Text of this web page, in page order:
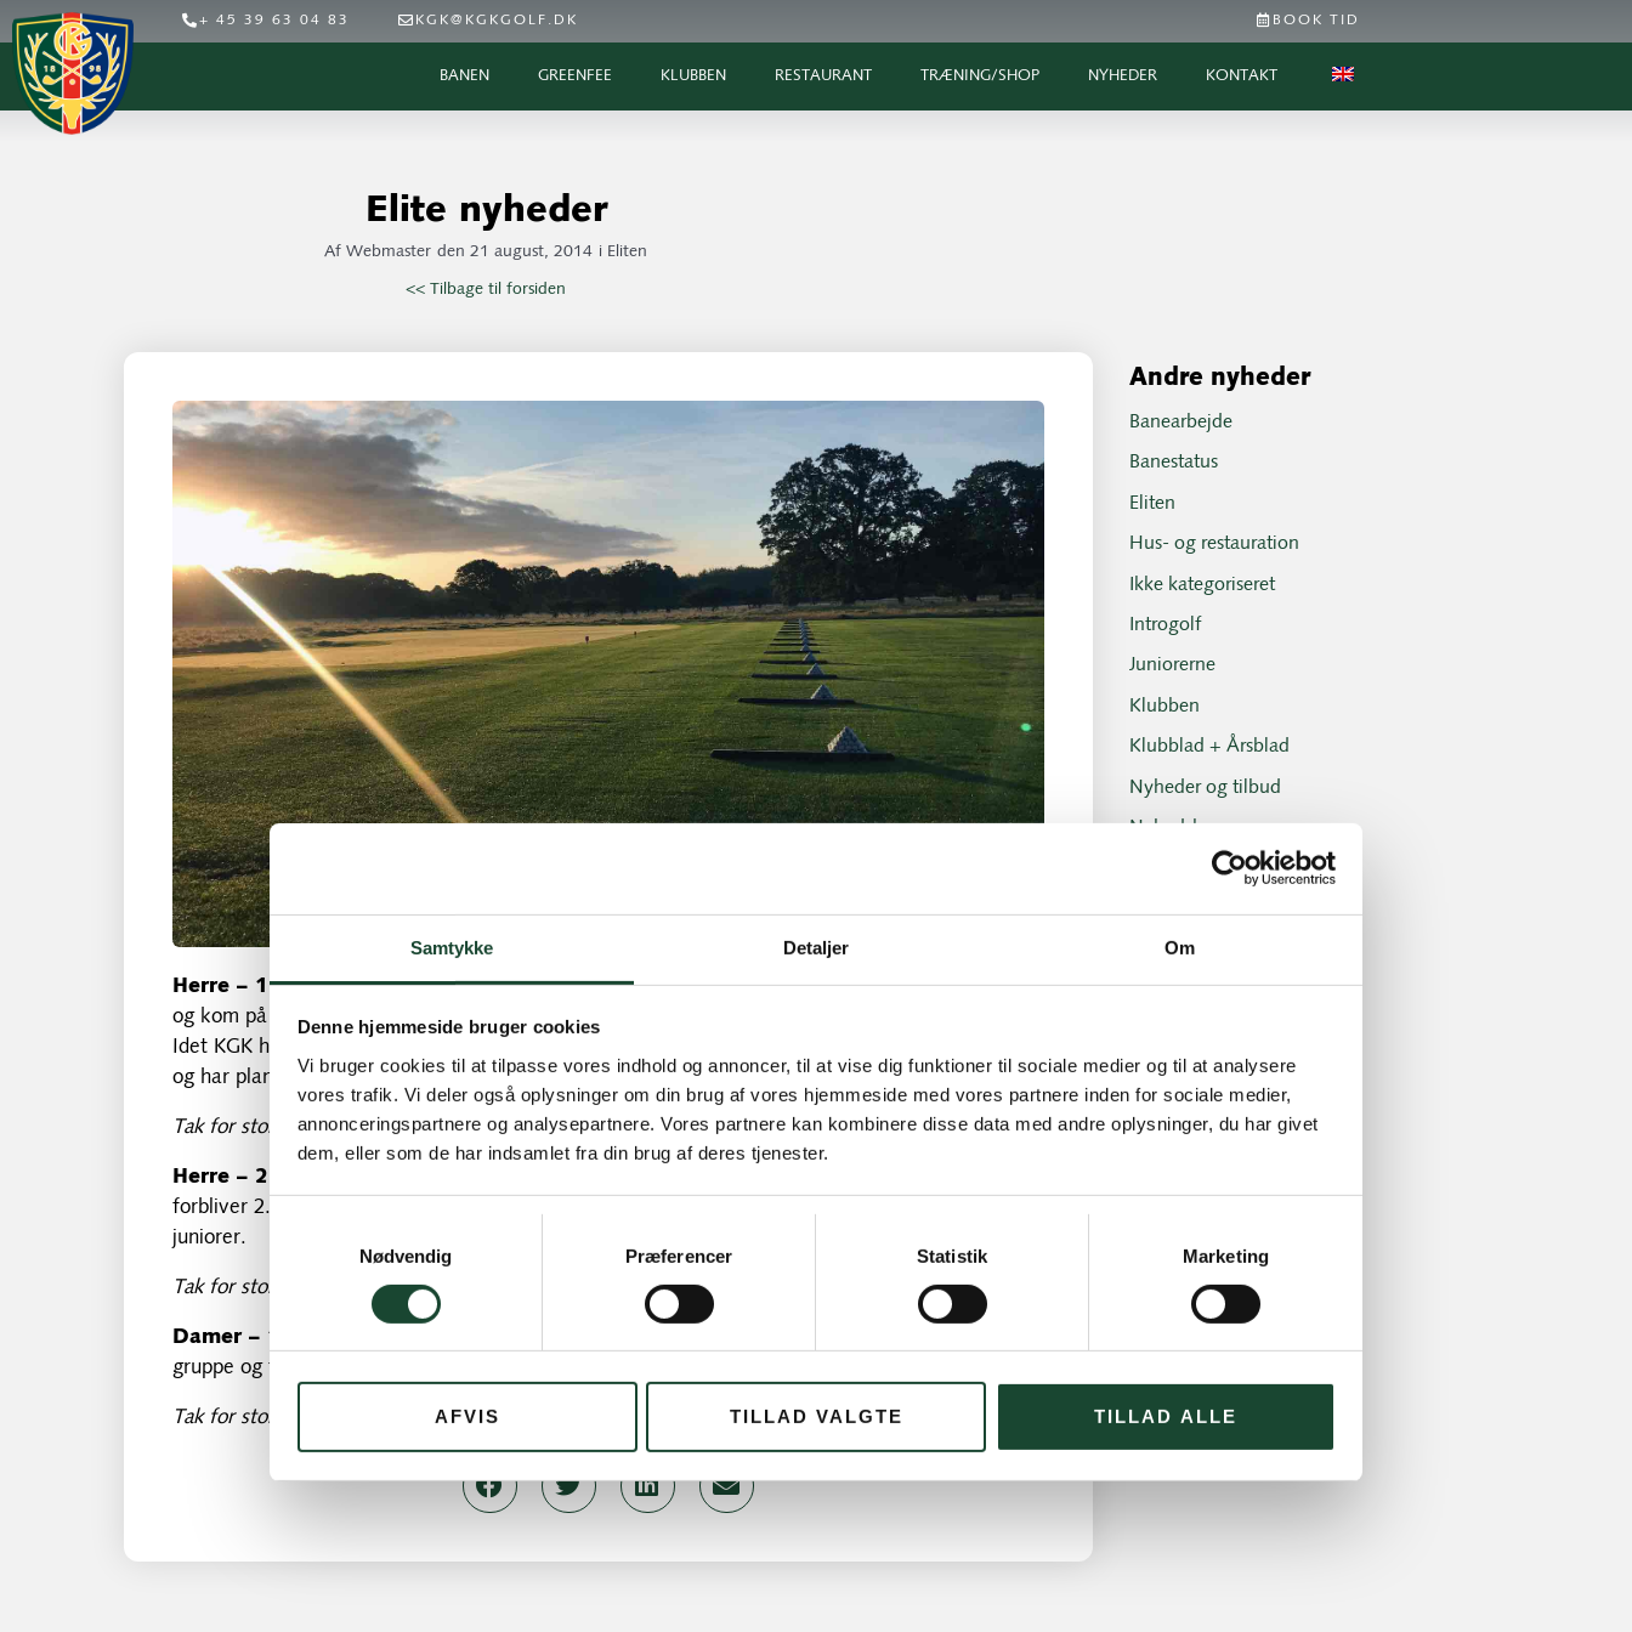
Samtykke Detaljer Om
Denne hjemmeside bruger cookies
Vi bruger cookies til at tilpasse vores indhold og annoncer, til at vise dig funktioner til sociale medier og til at analysere
vores trafik. Vi deler også oplysninger om din brug af vores hjemmeside med vores partnere inden for sociale medier,
annonceringspartnere og analysepartnere. Vores partnere kan kombinere disse data med andre oplysninger, du har givet
dem, eller som de har indsamlet fra din brug af deres tjenester.
Nødvendig
Præferencer Statistik Marketing
AFVIS TILLAD VALGTE TILLAD ALLE
+ 45 39 63 04 83 KGK@KGKGOLF.DK BOOK TID
BANEN GREENFEE KLUBBEN RESTAURANT TRÆNING/SHOP NYHEDER KONTAKT
Elite nyheder
Af Webmaster den 21 august, 2014 i Eliten
<< Tilbage til forsiden
Herre – 1.holdetvar i denne sæson i en meget svær gruppe. Holdet tabte de sidste to matcher
og kom på en sidste plads i gruppen. Det betyder at 1.holdet rykker ned i 2.division til næste år.
Idet KGK har et af Danmarks yngste hold (gnst. alder) er vi i gang med opbygning til fremtiden
og har planer om snarligt at komme tilbage i 1. division.
Tak for stor indsats til holdkaptajn Jesper Thaning
Herre – 2.holdet
forbliver 2. holdet i 3. division. Holdet består af ”gamle” elitespillere og unge talentfulde
juniorer.
Tak for stor indsats til holdkaptajn Morten Ligaard
Damer – 1.holdet
gruppe og forbliver i 1. division. Holdet har stort potentiale og ser frem til næste sæson.
Tak for stor indsats til holdkaptajn Ina Agerbæk
Andre nyheder
Banearbejde
Banestatus
Eliten
Hus- og restauration
Ikke kategoriseret
Introgolf
Juniorerne
Klubben
Klubblad + Årsblad
Nyheder og tilbud
Nyhedsbreve
Sociale arrangementer
Tirsdagsklubben
Turnering- og handicap